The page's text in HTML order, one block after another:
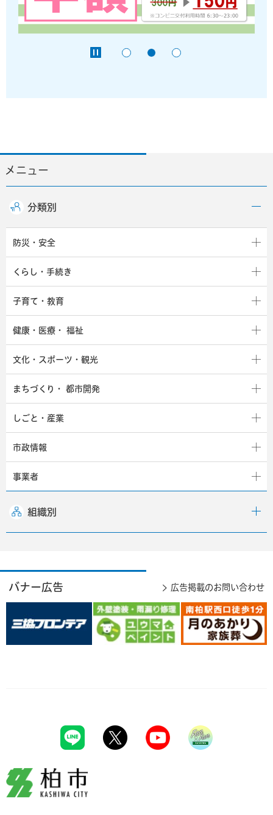
メニュー
分類別
防災・安全
くらし・手続き
子育て・教育
健康・医療・ 福祉
文化・スポーツ・観光
まちづくり・ 都市開発
しごと・産業
市政情報
事業者
組織別
バナー広告 広告掲載のお問い合わせ
柏市